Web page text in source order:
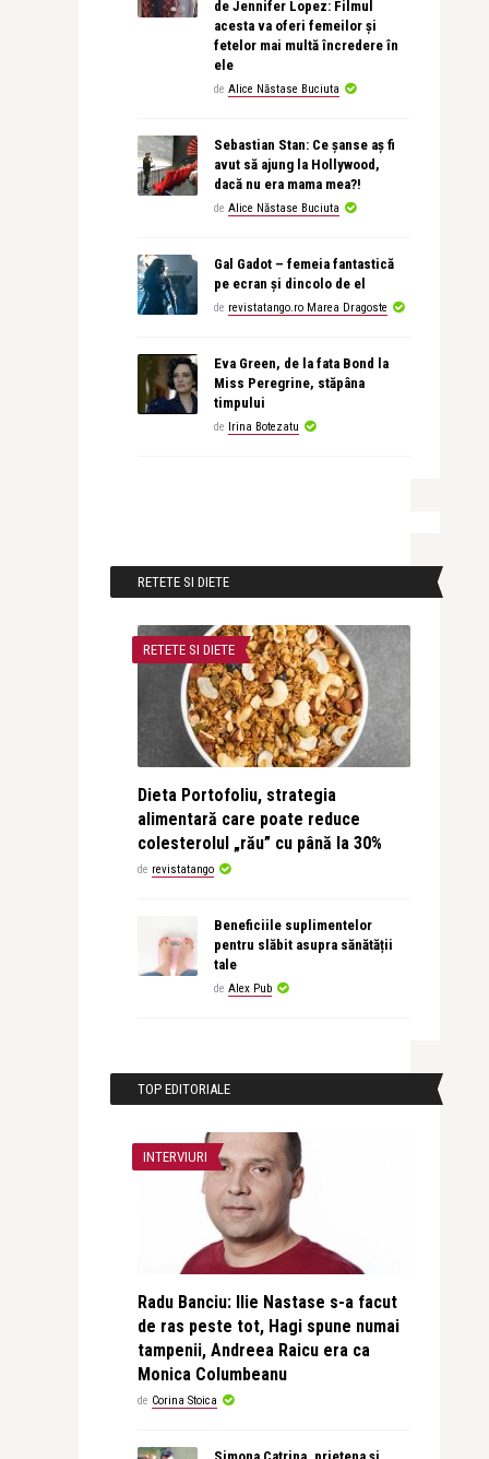
de Jennifer Lopez: Filmul
acesta va oferi femeilor și
fetelor mai multă încredere în
ele
de Alice Năstase Buciuta
Sebastian Stan: Ce șanse aș fi
avut să ajung la Hollywood,
dacă nu era mama mea?!
de Alice Năstase Buciuta
Gal Gadot – femeia fantastică
pe ecran și dincolo de el
de revistatango.ro Marea Dragoste
Eva Green, de la fata Bond la
Miss Peregrine, stăpâna
timpului
de Irina Botezatu
RETETE SI DIETE
RETETE SI DIETE
Dieta Portofoliu, strategia
alimentară care poate reduce
colesterolul „rău” cu până la 30%
de revistatango
Beneficiile suplimentelor
pentru slăbit asupra sănătății
tale
de Alex Pub
TOP EDITORIALE
INTERVIURI
Radu Banciu: Ilie Nastase s-a facut
de ras peste tot, Hagi spune numai
tampenii, Andreea Raicu era ca
Monica Columbeanu
de Corina Stoica